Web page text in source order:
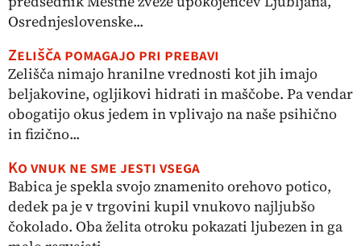
Osrednjeslovenske...
Zelišča pomagajo pri prebavi
Zelišča nimajo hranilne vrednosti kot jih imajo
beljakovine, ogljikovi hidrati in maščobe. Pa vendar
obogatijo okus jedem in vplivajo na naše psihično
in fizično...
Ko vnuk ne sme jesti vsega
Babica je spekla svojo znamenito orehovo potico,
dedek pa je v trgovini kupil vnukovo najljubšo
čokolado. Oba želita otroku pokazati ljubezen in ga